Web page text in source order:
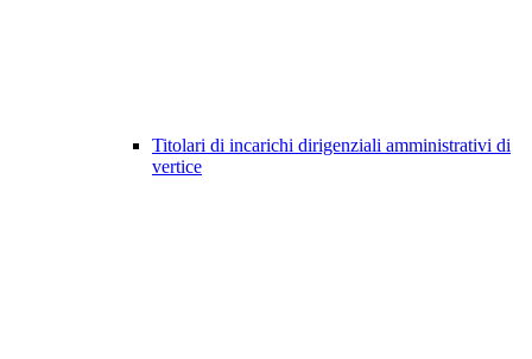
Titolari di incarichi dirigenziali amministrativi di
vertice